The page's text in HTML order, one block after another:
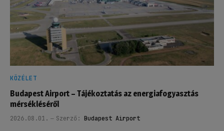
KÖZÉLET
Budapest Airport – Tájékoztatás az energiafogyasztás
mérsékléséről
2026.08.01. Szerző: Budapest Airport